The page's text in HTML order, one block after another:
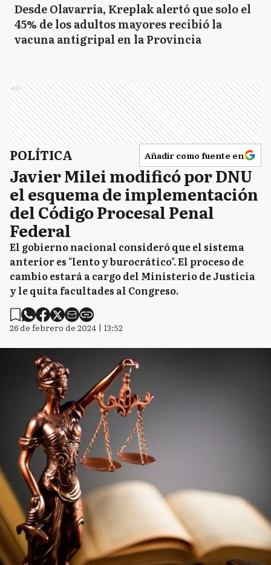
Desde Olavarría, Kreplak alertó que solo el
45% de los adultos mayores recibió la
vacuna antigripal en la Provincia
Ads
POLÍTICA Añadir como fuente en
Javier Milei modificó por DNU
el esquema de implementación
del Código Procesal Penal
Federal
El gobierno nacional consideró que el sistema
anterior es "lento y burocrático". El proceso de
cambio estará a cargo del Ministerio de Justicia
y le quita facultades al Congreso.
26 de febrero de 2024 | 13:52